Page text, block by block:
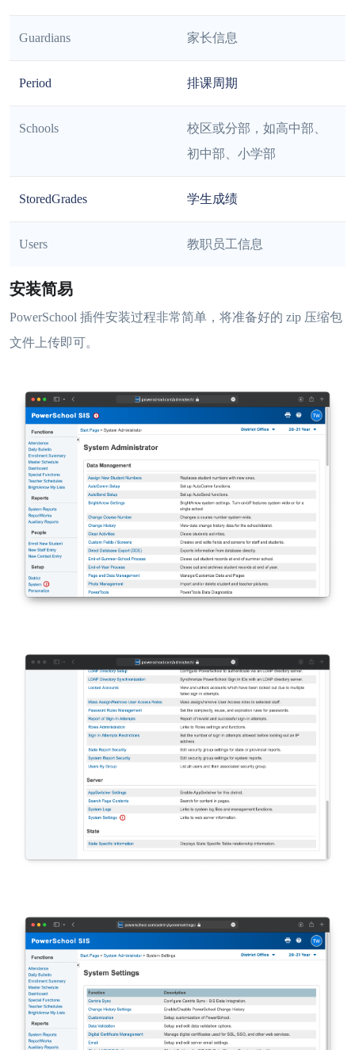
Guardians 家长信息
Period 排课周期
Schools
校区或分部，如高中部、
初中部、小学部
StoredGrades 学生成绩
Users 教职员工信息
安装简易
PowerSchool 插件安装过程非常简单，将准备好的 zip 压缩包
文件上传即可。